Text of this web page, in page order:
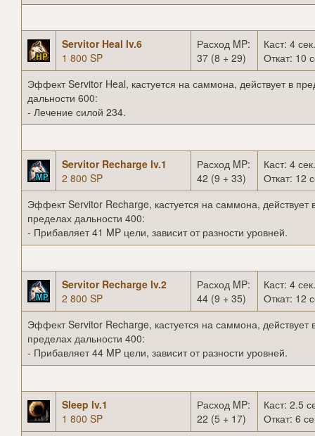
Servitor Heal lv.6
1 800 SP
Расход MP:
37 (8 + 29)
Каст: 4 сек.
Откат: 10
Эффект Servitor Heal, кастуется на саммона, действует в
дальности 600:
- Лечение силой 234.
Servitor Recharge lv.1
2 800 SP
Расход MP:
42 (9 + 33)
Каст: 4 сек.
Откат: 12
Эффект Servitor Recharge, кастуется на саммона, действует
пределах дальности 400:
- Прибавляет 41 MP цели, зависит от разности уровней.
Servitor Recharge lv.2
2 800 SP
Расход MP:
44 (9 + 35)
Каст: 4 сек.
Откат: 12
Эффект Servitor Recharge, кастуется на саммона, действует
пределах дальности 400:
- Прибавляет 44 MP цели, зависит от разности уровней.
Sleep lv.1
1 800 SP
Расход MP:
22 (5 + 17)
Каст: 2.5
Откат: 6